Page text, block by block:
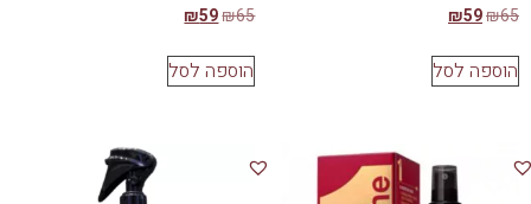
₪65
₪59
הוספה לסל
₪65
₪59
הוספה לסל